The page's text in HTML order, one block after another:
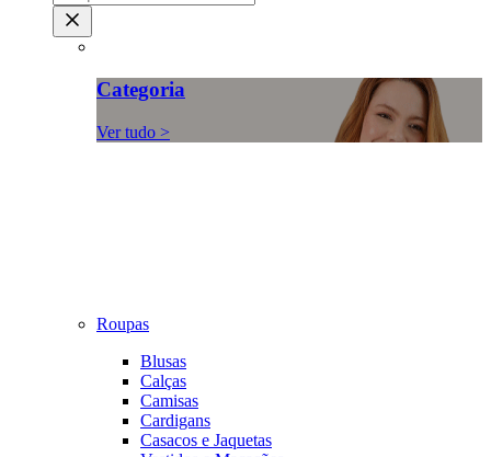
Categoria
Ver tudo >
Roupas
Blusas
Calças
Camisas
Cardigans
Casacos e Jaquetas